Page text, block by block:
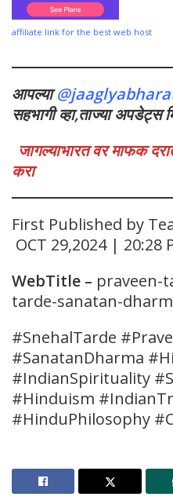
affiliate link for the best web host
आपल्या
सहभागी व्हा,ताज्या अपडेट्स
जागल्याभारत वर माफक
करा
First Published by
OCT 29,2024 | 20:28
WebTitle – praveen-
tarde-sanatan-
#SnehalTarde
#SanatanDharma
#IndianSpirituality
#Hinduism
#HinduPhilosophy